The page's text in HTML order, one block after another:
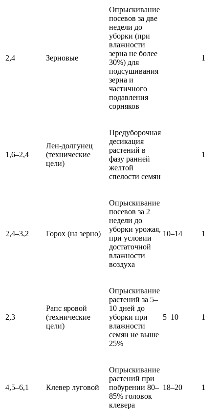
2,4 Зерновые
Опрыскивание
посевов за две
недели до
уборки (при
влажности
зерна не более
30%) для
подсушивания
зерна и
частичного
подавления
сорняков
1
1,6–2,4
Лен-долгунец
(технические
цели)
Предуборочная
десикация
растений в
фазу ранней
желтой
спелости семян
1
2,4–3,2 Горох (на зерно)
Опрыскивание
посевов за 2
недели до
уборки урожая,
при условии
достаточной
влажности
воздуха
10–14 1
2,3
Рапс яровой
(технические
цели)
Опрыскивание
растений за 5–
10 дней до
уборки при
влажности
семян не выше
25%
5–10 1
4,5–6,1 Клевер луговой
Опрыскивание
растений при
побурении 80–
85% головок
клевера
18–20 1